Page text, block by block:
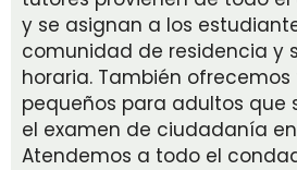
y se asignan a los
comunidad de residencia y
horaria. También
pequeños para adultos que
el examen de ciudadanía
Atendemos a todo el